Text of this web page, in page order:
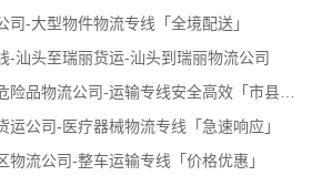
司-大型物件物流专线「全境配送」
-汕头至瑞丽货运-汕头到瑞丽物流公司
佛山到惠州惠城区危险品物流公司-运输专线安全高效「市县派送」
运公司-医疗器械物流专线「急速响应」
物流公司-整车运输专线「价格优惠」